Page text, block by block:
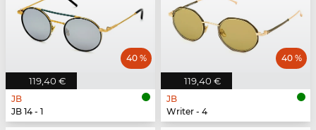
119,40 €
40 %
JB
JB 14 - 1
119,40 €
40 %
JB
Writer - 4